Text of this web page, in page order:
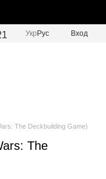
Укр Рус Вход
The Deckbuilding Game)
The